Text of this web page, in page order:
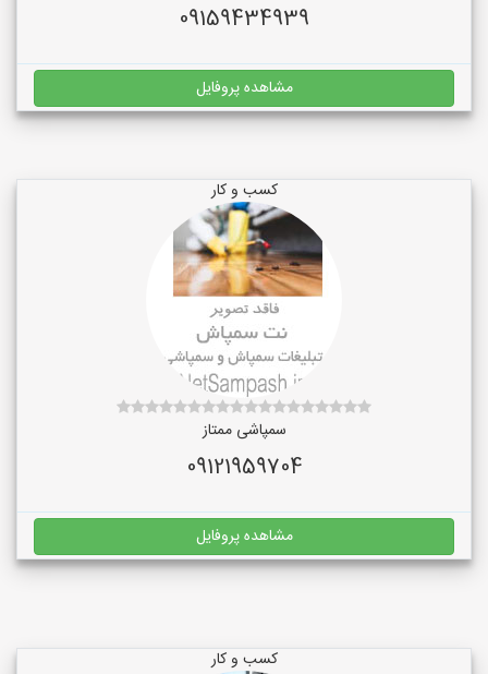
09159434939
مشاهده پروفایل
کسب و کار
سمپاشی ممتاز
09121959704
مشاهده پروفایل
کسب و کار